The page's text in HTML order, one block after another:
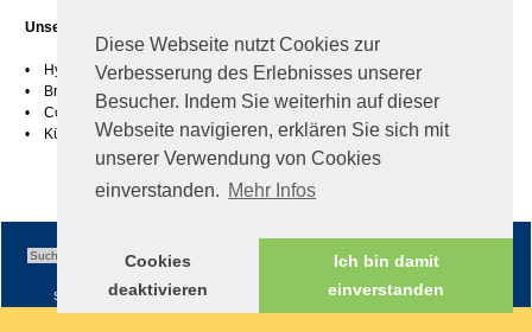
Diese Webseite nutzt Cookies zur
Verbesserung des Erlebnisses unserer
Besucher. Indem Sie weiterhin auf dieser
Webseite navigieren, erklären Sie sich mit
unserer Verwendung von Cookies
einverstanden. Mehr Infos
Cookies
deaktivieren
Ich bin damit
einverstanden
Unsere Leistungen für Spezialtransporte:
• Hydraulische Schrägverladung (bis zu 4 Meter Bleche)
• Breitverladung (bis 3 Meter)
• Coils-Mulde
• Kühlauflieger (TK-fähig bis zu -20 Grad)
Sitemap Impressum| AGB